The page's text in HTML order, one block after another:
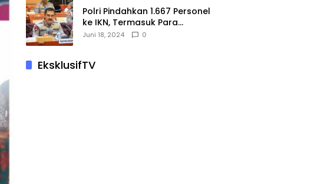
Polri Pindahkan 1.667 Personel
ke IKN, Termasuk Para
Jenderal.
Juni 18, 2024 0
EksklusifTV